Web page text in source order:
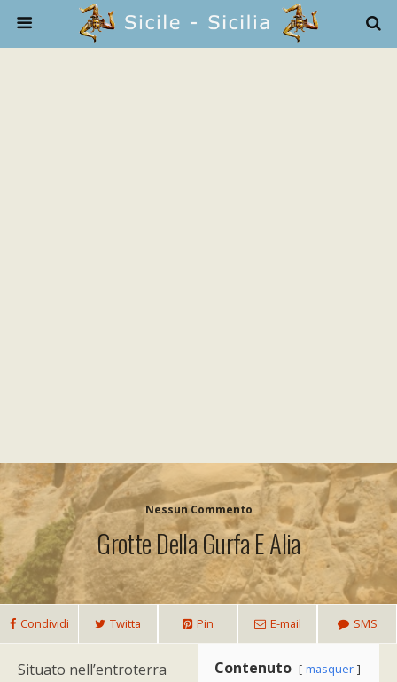
Nessun Commento
Grotte Della Gurfa E Alia
Condividi Twitta Pin E-mail SMS
Contenuto masquer
Situato nell’entroterra